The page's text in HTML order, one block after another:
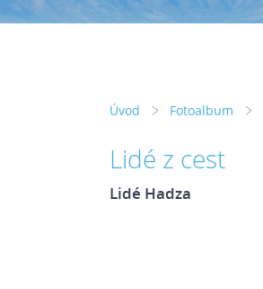
Úvod Fotoalbum
Lidé z cest
Lidé Hadza